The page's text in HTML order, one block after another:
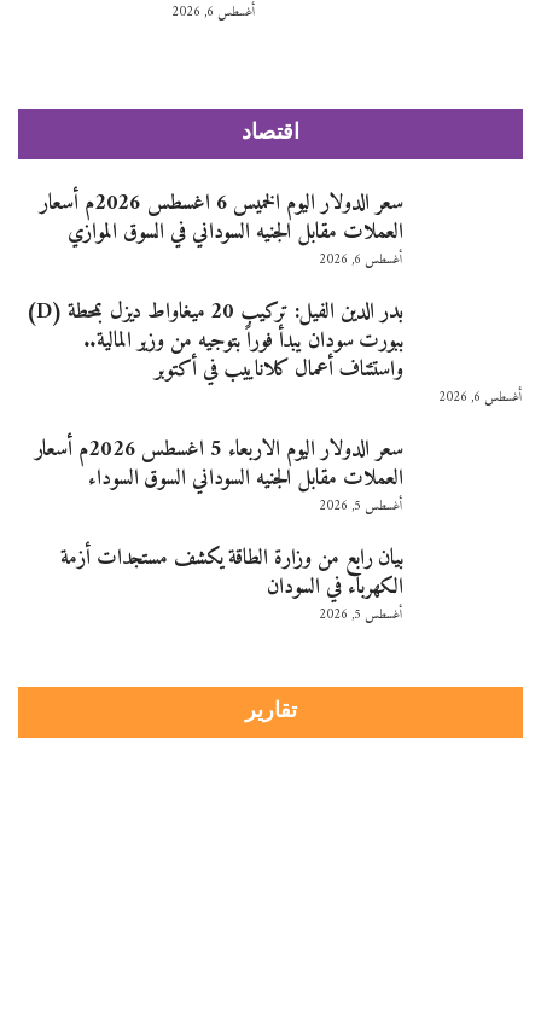
أغسطس 6, 2026
اقتصاد
سعر الدولار اليوم الخميس 6 اغسطس 2026م أسعار
العملات مقابل الجنيه السوداني في السوق الموازي
أغسطس 6, 2026
بدر الدين الفيل: تركيب 20 ميغاواط ديزل بمحطة (D)
ببورت سودان يبدأ فوراً بتوجيه من وزير المالية..
واستئناف أعمال كلاناييب في أكتوبر
أغسطس 6, 2026
سعر الدولار اليوم الاربعاء 5 اغسطس 2026م أسعار
العملات مقابل الجنيه السوداني السوق السوداء
أغسطس 5, 2026
بيان رابع من وزارة الطاقة يكشف مستجدات أزمة
الكهرباء في السودان
أغسطس 5, 2026
تقارير